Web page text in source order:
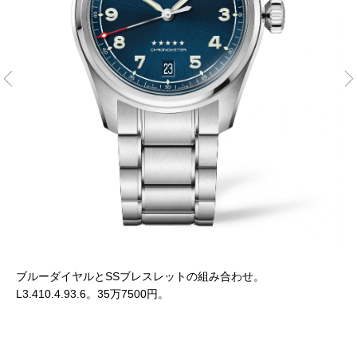
ブルーダイヤルとSSブレスレットの組み合わせ。
L3.410.4.93.6。35万7500円。